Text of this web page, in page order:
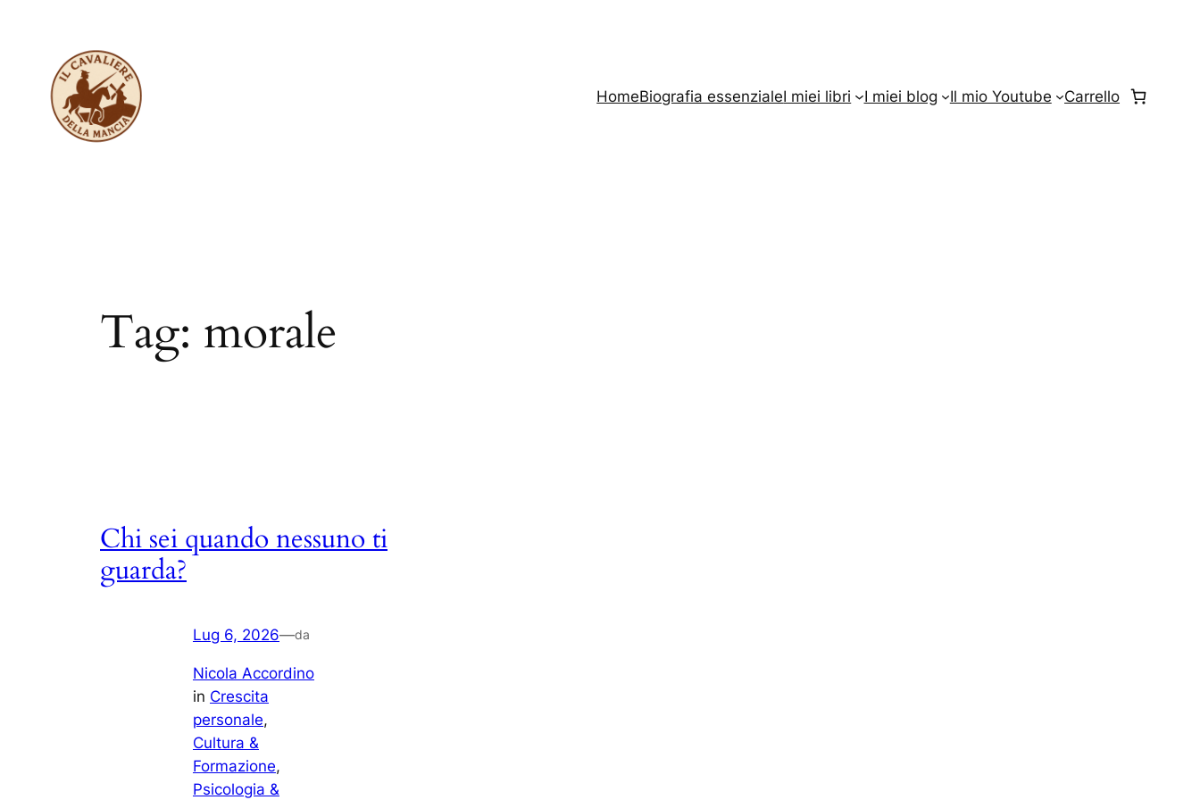
contenuto
HomeBiografia essenzialeI miei libri I miei blog Il mio Youtube Carrello
Tag: morale
Chi sei quando nessuno ti
guarda?
Lug 6, 2026—da
Nicola Accordino
in Crescita
personale
Cultura &
Formazione
Psicologia &